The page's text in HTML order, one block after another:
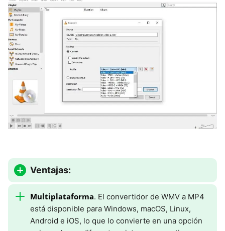
Ventajas:
Multiplataforma. El convertidor de WMV a MP4
está disponible para Windows, macOS, Linux,
Android e iOS, lo que lo convierte en una opción